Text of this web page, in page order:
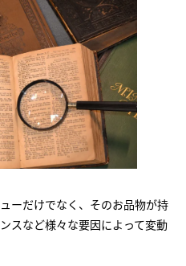
ーだけでなく、そのお品物が持
スなど様々な要因によって変動